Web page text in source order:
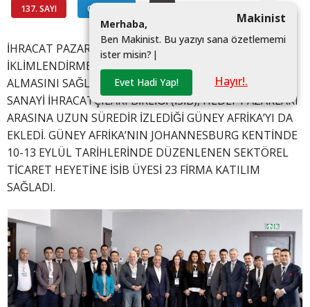
137. SAYI OAİB'DEN
Makinist
Merhaba,
Ben Makinist. Bu yazıyı sana özetlememi
ister misin? |
Evet Hadi Yap! Hayır!.
İHRACAT PAZARLARINI GENİŞLETMEYE VE TÜRK
İKLİMLENDİRME ÜRÜNLERİNİN UZAK PAZARLARDA YER
ALMASINI SAĞLAMAYA ÇALIŞAN İKLİMLENDİRME
SANAYİ İHRACATÇILARI BİRLİĞİ (İSİB), HEDEF PAZARLARI
ARASINA UZUN SÜREDİR İZLEDİĞİ GÜNEY AFRİKA’YI DA
EKLEDİ. GÜNEY AFRİKA’NIN JOHANNESBURG KENTİNDE
10-13 EYLÜL TARİHLERİNDE DÜZENLENEN SEKTÖREL
TİCARET HEYETİNE İSİB ÜYESİ 23 FİRMA KATILIM
SAĞLADI.